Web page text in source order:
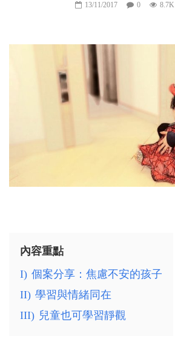
13/11/2017
0 8.7K
內容重點
I) 個案分享：焦慮不安的孩子
II) 學習與情緒同在
III) 兒童也可學習靜觀